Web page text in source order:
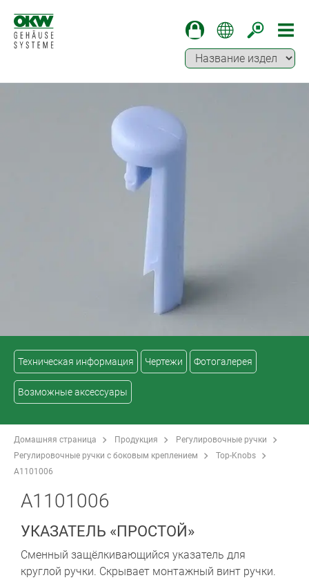
Техническая информация Чертежи Фотогалерея
Возможные аксессуары
Домашняя страница Продукция
Регулировочные ручки
Регулировочные ручки с боковым креплением
Top-Knobs
A1101006
A1101006
УКАЗАТЕЛЬ «ПРОСТОЙ»
Сменный защёлкивающийся указатель для
круглой ручки. Скрывает монтажный винт ручки.